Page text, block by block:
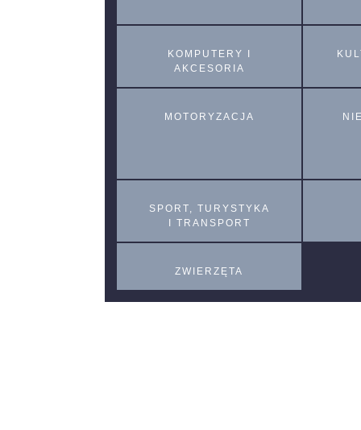
KOMPUTERY I
AKCESORIA
MOTORYZACJA
SPORT, TURYSTYKA
I TRANSPORT
ZWIERZĘTA